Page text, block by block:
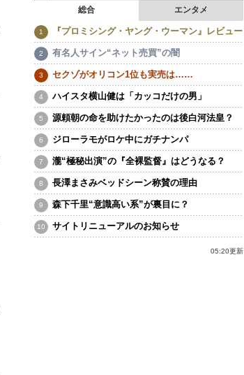
エンタメ
総合
『プロミシング・ヤング・ウーマン』レビュー
有名人サイン“ネット売買”の闇
セクゾがオリコン1位も実売は……
ハイスタ横山健は「カッコだけの男」
源頼朝の命を助けたかったのは後白河法皇？
ジローラモがロケ中にガチナンパ
瀧“極秘出演”の『全裸監督』はどうなる？
長澤まさみベッドシーン称賛の理由
森下千里“意識高い系”が裏目に？
サイトリニューアルのお知らせ
05:20更新